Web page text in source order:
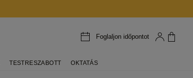
Foglaljon időpontot
TESTRESZABOTT OKTATÁS